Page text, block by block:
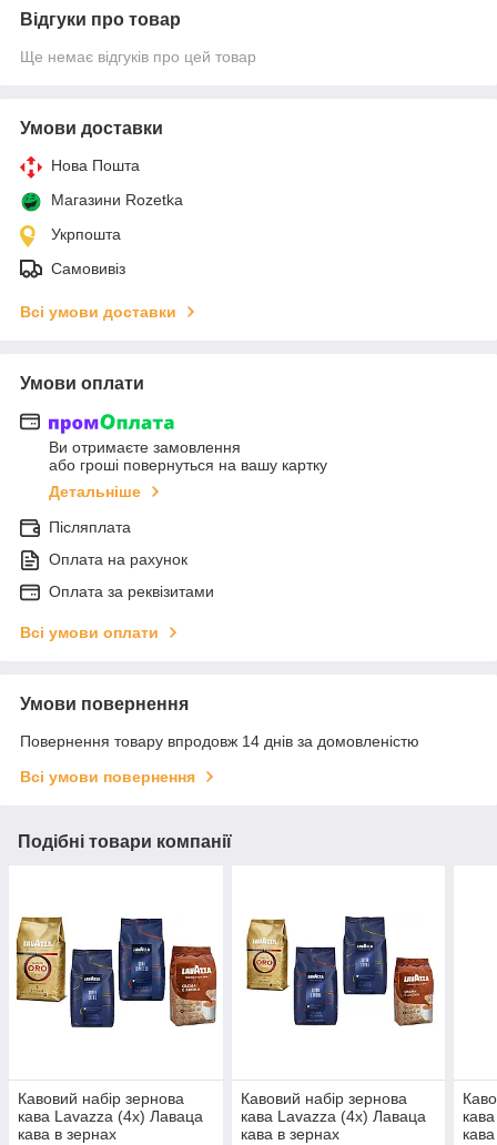
Відгуки про товар
Ще немає відгуків про цей товар
Умови доставки
Нова Пошта
Магазини Rozetka
Укрпошта
Самовивіз
Всі умови доставки
Умови оплати
Ви отримаєте замовлення
або гроші повернуться на вашу картку
Детальніше
Післяплата
Оплата на рахунок
Оплата за реквізитами
Всі умови оплати
Умови повернення
Повернення товару впродовж 14 днів за домовленістю
Всі умови повернення
Подібні товари компанії
Кавовий набір зернова
кава Lavazza (4х) Лаваца
кава в зернах
Кавовий набір зернова
кава Lavazza (4х) Лаваца
кава в зернах